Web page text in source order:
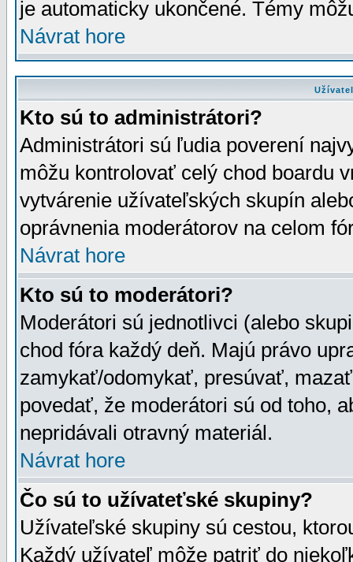
je automaticky ukončené. Témy
Návrat hore
Kto sú to administrátori?
Administrátori sú ľudia poverení
môžu kontrolovať celý chod boardu
vytvárenie užívateľských skupín
oprávnenia moderátorov na celom
Návrat hore
Kto sú to moderátori?
Moderátori sú jednotlivci (alebo
chod fóra každý deň. Majú právo
zamykať/odomykať, presúvať,
povedať, že moderátori sú od toho,
nepridávali otravný materiál.
Návrat hore
Čo sú to užívateťské skupiny?
Užívateľské skupiny sú cestou,
Každý užívateľ môže patriť do